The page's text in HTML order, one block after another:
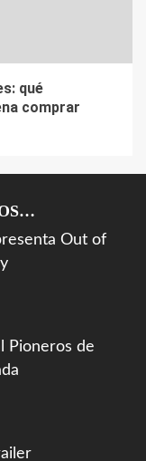
qué
comprar
Out of
Pioneros de